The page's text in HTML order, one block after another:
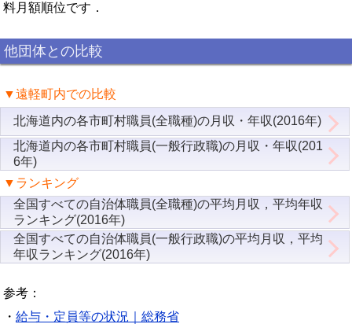
料月額順位です．
他団体との比較
▼遠軽町内での比較
北海道内の各市町村職員(全職種)の月収・年収(2016年)
北海道内の各市町村職員(一般行政職)の月収・年収(201
6年)
▼ランキング
全国すべての自治体職員(全職種)の平均月収，平均年収
ランキング(2016年)
全国すべての自治体職員(一般行政職)の平均月収，平均
年収ランキング(2016年)
参考：
・ 給与・定員等の状況｜総務省